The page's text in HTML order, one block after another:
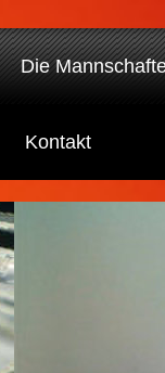
Die
Kontakt